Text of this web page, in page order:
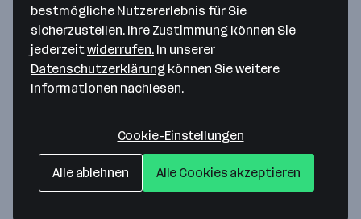
Bitte stimme unseren Cookie-
Richtlinien zu, um diese Karte
anzuzeigen.
bestmögliche Nutzererlebnis für Sie
sicherzustellen. Ihre Zustimmung können Sie
jederzeitwiderrufen. In unserer
Datenschutzerklärung können Sie weitere
Informationen nachlesen.
Cookie-Einstellungen
Alle ablehnen Alle Cookies akzeptieren